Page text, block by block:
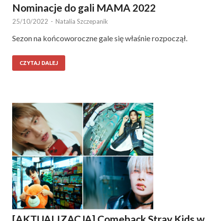
Nominacje do gali MAMA 2022
25/10/2022 - Natalia Szczepanik
Sezon na końcoworoczne gale się właśnie rozpoczął.
CZYTAJ DALEJ